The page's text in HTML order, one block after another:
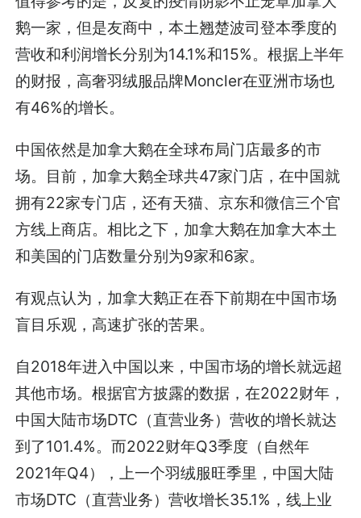
鹅一家，但是友商中，本土翘楚波司登本季度的
营收和利润增长分别为14.1%和15%。根据上半年
的财报，高奢羽绒服品牌Moncler在亚洲市场也
有46%的增长。
中国依然是加拿大鹅在全球布局门店最多的市
场。目前，加拿大鹅全球共47家门店，在中国就
拥有22家专门店，还有天猫、京东和微信三个官
方线上商店。相比之下，加拿大鹅在加拿大本土
和美国的门店数量分别为9家和6家。
有观点认为，加拿大鹅正在吞下前期在中国市场
盲目乐观，高速扩张的苦果。
自2018年进入中国以来，中国市场的增长就远超
其他市场。根据官方披露的数据，在2022财年，
中国大陆市场DTC（直营业务）营收的增长就达
到了101.4%。而2022财年Q3季度（自然年
2021年Q4），上一个羽绒服旺季里，中国大陆
市场DTC（直营业务）营收增长35.1%，线上业